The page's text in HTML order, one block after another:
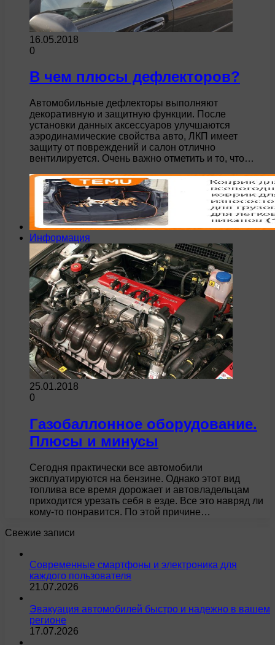
16.05.2018
0
В чем плюсы дефлекторов?
Автомобильные дефлекторы выполняют
декоративную и защитную функции. После
установки данных аксессуаров улучшаются
аэродинамические свойства авто, ЛКП имеет
защиту от повреждений и салон отлично
вентилируется. Очень важно отметить и то, что…
Информация
25.01.2018
0
Газобаллонное оборудование.
Плюсы и минусы
Сегодня практически все автомобили
эксплуатируются на бензине. Однако этот вид
топлива все время дорожает и автовладельцам
приходится урезать себя в езде. Все это навряд ли
кому-то понравится. По этой причине…
Свежие записи
Современные смартфоны и электроника для
каждого пользователя
21.07.2026
Эвакуация автомобилей быстро и надежно в вашем
регионе
17.07.2026